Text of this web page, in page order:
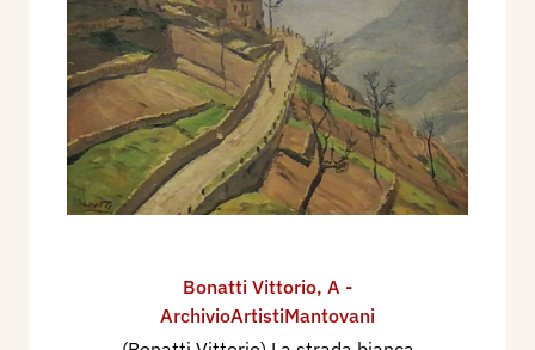
Bonatti Vittorio, A -
ArchivioArtistiMantovani